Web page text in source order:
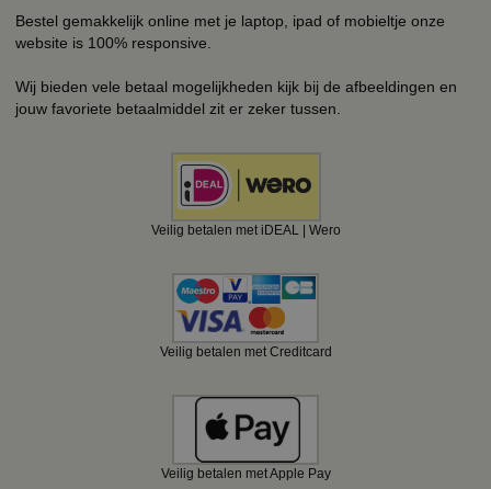
Bestel gemakkelijk online met je laptop, ipad of mobieltje onze
website is 100% responsive.
Wij bieden vele betaal mogelijkheden kijk bij de afbeeldingen en
jouw favoriete betaalmiddel zit er zeker tussen.
Veilig betalen met iDEAL | Wero
Veilig betalen met Creditcard
Veilig betalen met Apple Pay